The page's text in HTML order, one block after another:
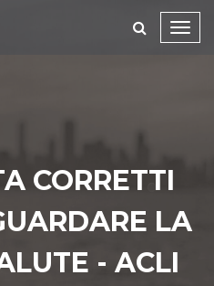
CORRETTI
LA
- ACLI